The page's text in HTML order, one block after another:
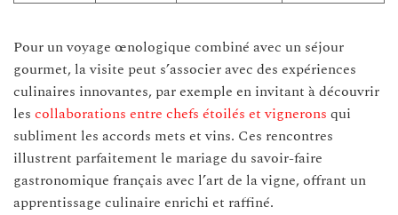
Pour un voyage œnologique combiné avec un séjour
gourmet, la visite peut s’associer avec des expériences
culinaires innovantes, par exemple en invitant à découvrir
les collaborations entre chefs étoilés et vignerons qui
subliment les accords mets et vins. Ces rencontres
illustrent parfaitement le mariage du savoir-faire
gastronomique français avec l’art de la vigne, offrant un
apprentissage culinaire enrichi et raffiné.